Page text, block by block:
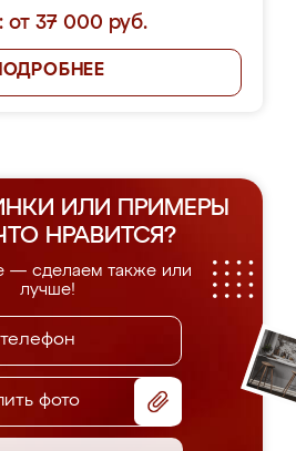
от 37 000 руб.
ИЛИ ПРИМЕРЫ
НРАВИТСЯ?
— сделаем также или
лучше!
фото